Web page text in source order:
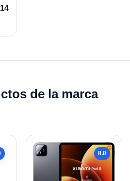
de la marca
8.0